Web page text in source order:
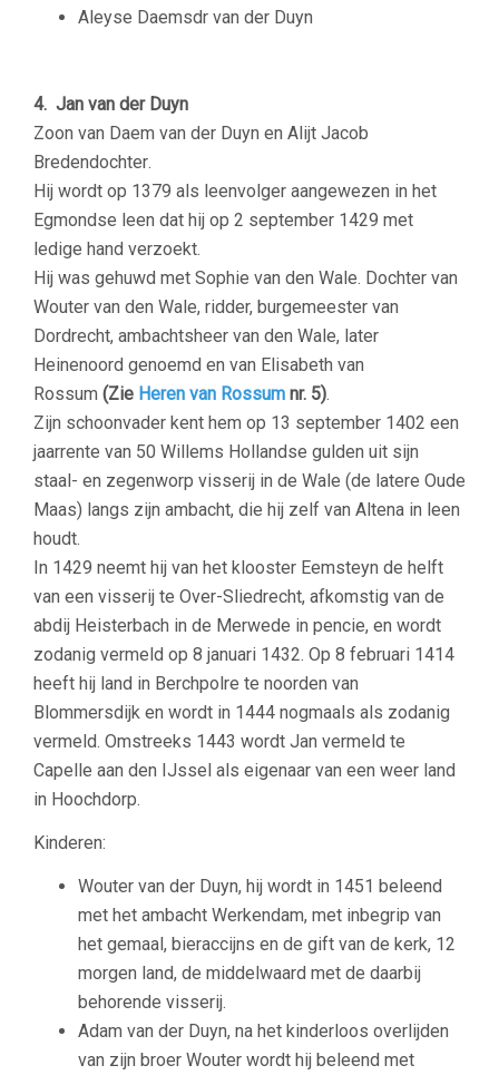
Aleyse Daemsdr van der Duyn
4. Jan van der Duyn
Zoon van Daem van der Duyn en Alijt Jacob
Bredendochter‏‎.
Hij wordt op 1379 als leenvolger aangewezen in het
Egmondse leen dat hij op 2 september 1429 met
ledige hand verzoekt.
Hij was gehuwd met Sophie van den Wale. Dochter van
Wouter van den Wale, ridder, burgemeester van
Dordrecht, ambachtsheer van den Wale, later
Heinenoord genoemd en van Elisabeth van
Rossum (Zie Heren van Rossum nr. 5).
Zijn schoonvader kent hem op 13 september 1402 een
jaarrente van 50 Willems Hollandse gulden uit sijn
staal- en zegenworp visserij in de Wale (de latere Oude
Maas) langs zijn ambacht, die hij zelf van Altena in leen
houdt.
In 1429 neemt hij van het klooster Eemsteyn de helft
van een visserij te Over-Sliedrecht, afkomstig van de
abdij Heisterbach in de Merwede in pencie, en wordt
zodanig vermeld op 8 januari 1432. Op 8 februari 1414
heeft hij land in Berchpolre te noorden van
Blommersdijk en wordt in 1444 nogmaals als zodanig
vermeld. Omstreeks 1443 wordt Jan vermeld te
Capelle aan den IJssel als eigenaar van een weer land
in Hoochdorp.
Kinderen:
Wouter van der Duyn, hij wordt in 1451 beleend
met het ambacht Werkendam, met inbegrip van
het gemaal, bieraccijns en de gift van de kerk, 12
morgen land, de middelwaard met de daarbij
behorende visserij.
Adam van der Duyn, na het kinderloos overlijden
van zijn broer Wouter wordt hij beleend met